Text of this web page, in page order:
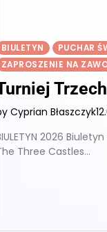
BIULETYN PUCHAR
ZAPROSZENIE NA
Cyprian Błaszczyk
2026
Three Castles…